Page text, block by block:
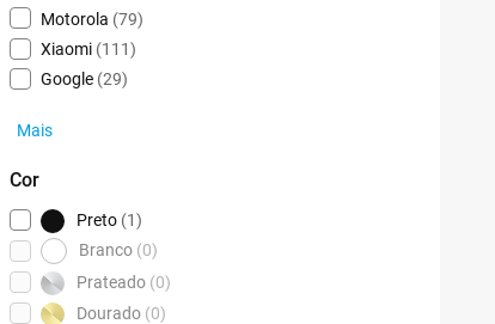
Motorola (79)
Xiaomi (111)
Google (29)
Mais
Cor
Preto (1)
Branco (0)
Prateado (0)
Dourado (0)